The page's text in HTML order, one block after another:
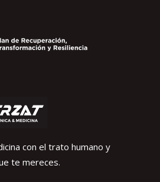
con el trato humano y
te mereces.